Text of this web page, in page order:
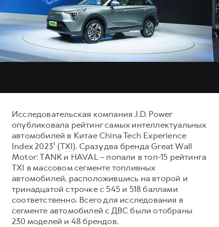
DARGO
от 3 199 000 ₽
DARGO X
от 3 499 000 ₽
F7
от 2 899 000 ₽
F7X
от 3 599 000 ₽
POER
от 3 449 000 ₽
Тест-драйв
Трейд-ин
КРЕДИТ И СТРАХОВАНИЕ
Страхование
Кредит
КОРПОРАТИВНЫМ КЛИЕНТАМ
Для малого бизнеса
Корпоративным клиентам
Крупным корпоративным клиентам
Система управления автопарком
Сервис для корпоративных клиентов
СЕРВИСНОЕ ОБСЛУЖИВАНИЕ
Нулевое ТО
Программа «Помощь на дороге»
Регламенты технического обслуживания
GWM Безопасность
Гарантия HAVAL
Мобильное приложение GWM
Программа «HAVAL Защита+»
Руководства по эксплуатации
Подписки
О дилере
Наша команда
Контакты
Исследовательская компания J.D. Power
опубликовала рейтинг самых интеллектуальных
автомобилей в Китае China Tech Experience
Index 2023¹ (TXI). Сразу два бренда Great Wall
Motor: TANK и HAVAL – попали в топ-15 рейтинга
TXI в массовом сегменте топливных
автомобилей, расположившись на второй и
тринадцатой строчке с 545 и 518 баллами
соответственно. Всего для исследования в
сегменте автомобилей с ДВС были отобраны
230 моделей и 48 брендов.